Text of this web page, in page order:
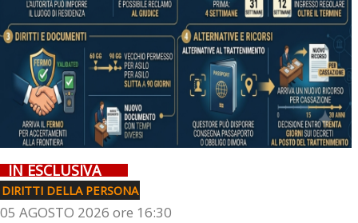
IN ESCLUSIVA
DIRITTI DELLA PERSONA
05 AGOSTO 2026 ore 16:30